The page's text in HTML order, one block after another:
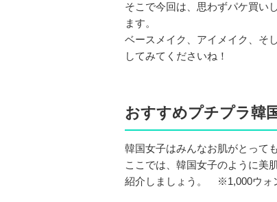
そこで今回は、思わずパケ買い
ます。
ベースメイク、アイメイク、そ
してみてくださいね！
おすすめプチプラ韓
韓国女子はみんなお肌がとって
ここでは、韓国女子のように美
紹介しましょう。 ※1,000ウォ